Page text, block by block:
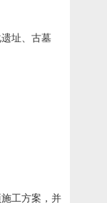
址、古墓
工方案，并